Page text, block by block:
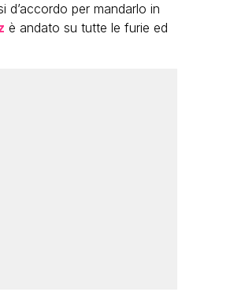
d’accordo per mandarlo in
è andato su tutte le furie ed